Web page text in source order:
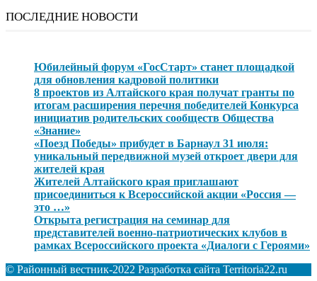
ПОСЛЕДНИЕ НОВОСТИ
Юбилейный форум «ГосСтарт» станет площадкой
для обновления кадровой политики
8 проектов из Алтайского края получат гранты по
итогам расширения перечня победителей Конкурса
инициатив родительских сообществ Общества
«Знание»
«Поезд Победы» прибудет в Барнаул 31 июля:
уникальный передвижной музей откроет двери для
жителей края
Жителей Алтайского края приглашают
присоединиться к Всероссийской акции «Россия —
это …»
Открыта регистрация на семинар для
представителей военно-патриотических клубов в
рамках Всероссийского проекта «Диалоги с Героями»
© Районный вестник-2022 Разработка сайта Territoria22.ru